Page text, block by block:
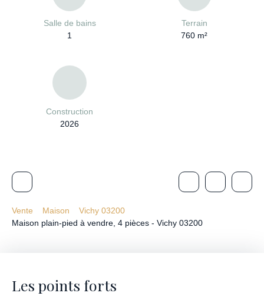
Salle de bains
1
Terrain
760 m²
Construction
2026
Vente Maison
Vichy 03200
Maison plain-pied à vendre, 4 pièces - Vichy 03200
Les points forts